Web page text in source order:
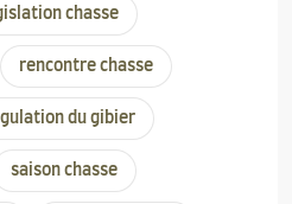
chasse
rencontre chasse
du gibier
saison chasse